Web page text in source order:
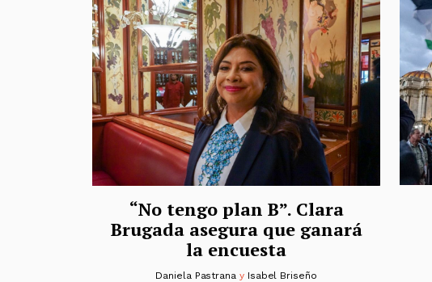
“No tengo plan B”. Clara
Brugada asegura que ganará
la encuesta
Daniela Pastrana y Isabel Briseño